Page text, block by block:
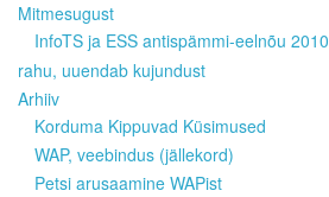
Mitmesugust
InfoTS ja ESS antispämmi-eelnõu 2010
rahu, uuendab kujundust
Arhiiv
Korduma Kippuvad Küsimused
WAP, veebindus (jällekord)
Petsi arusaamine WAPist